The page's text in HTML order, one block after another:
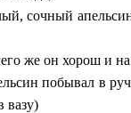
сочный
хорош и на
побывал в
вазу)